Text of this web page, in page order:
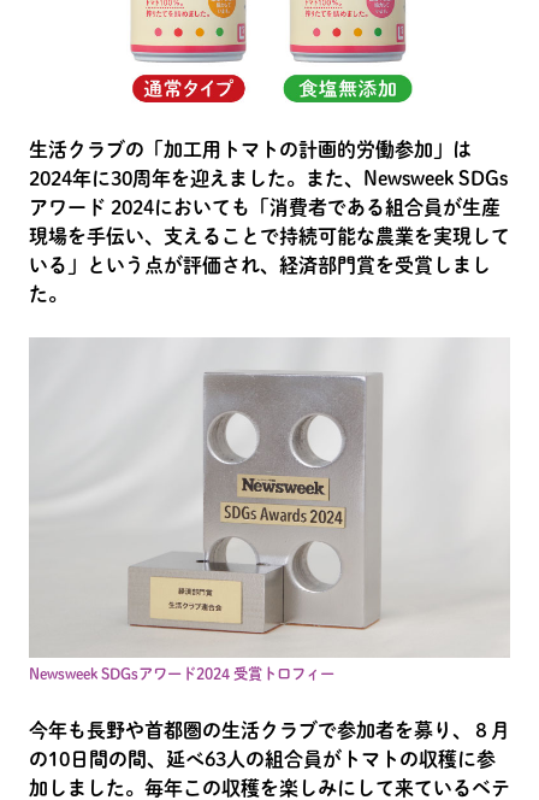
生活クラブの「加工用トマトの計画的労働参加」は
2024年に30周年を迎えました。また、Newsweek SDGs
アワード 2024においても「消費者である組合員が生産
現場を手伝い、支えることで持続可能な農業を実現して
いる」という点が評価され、経済部門賞を受賞しまし
た。
Newsweek SDGsアワード2024 受賞トロフィー
今年も長野や首都圏の生活クラブで参加者を募り、８月
の10日間の間、延べ63人の組合員がトマトの収穫に参
加しました。毎年この収穫を楽しみにして来ているベテ